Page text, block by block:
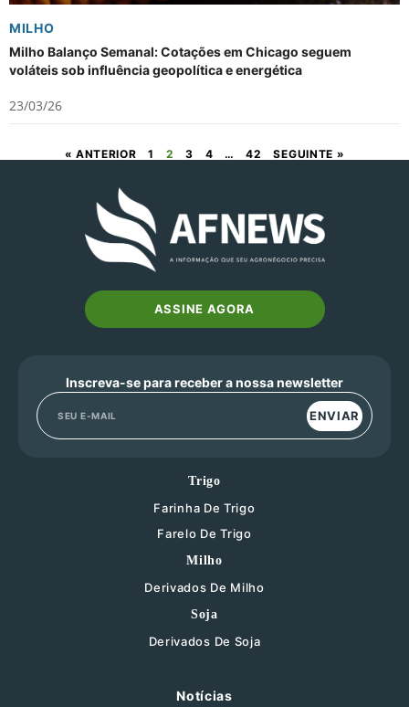
MILHO
Milho Balanço Semanal: Cotações em Chicago seguem
voláteis sob influência geopolítica e energética
23/03/26
« ANTERIOR 1 2 3 4 … 42 SEGUINTE »
ASSINE AGORA
Inscreva-se para receber a nossa newsletter
ENVIAR
Trigo
Farinha De Trigo
Farelo De Trigo
Milho
Derivados De Milho
Soja
Derivados De Soja
Notícias